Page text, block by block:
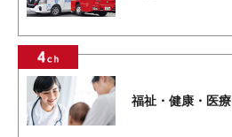
福祉・健康・医療